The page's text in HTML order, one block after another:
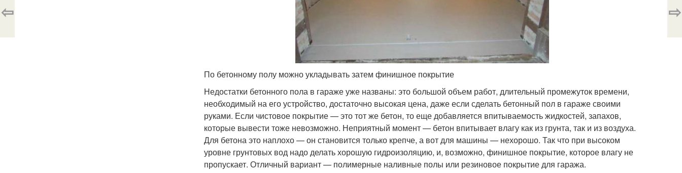
По бетонному полу можно укладывать затем финишное покрытие
Недостатки бетонного пола в гараже уже названы: это большой объем работ, длительный промежуток времени,
необходимый на его устройство, достаточно высокая цена, даже если сделать бетонный пол в гараже своими
руками. Если чистовое покрытие — это тот же бетон, то еще добавляется впитываемость жидкостей, запахов,
которые вывести тоже невозможно. Неприятный момент — бетон впитывает влагу как из грунта, так и из воздуха.
Для бетона это наплохо — он становится только крепче, а вот для машины — нехорошо. Так что при высоком
уровне грунтовых вод надо делать хорошую гидроизоляцию, и, возможно, финишное покрытие, которое влагу не
пропускает. Отличный вариант — полимерные наливные полы или резиновое покрытие для гаража.
⇦ ⇨